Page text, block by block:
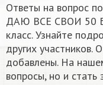
Ответы на
ДАЮ ВСЕ СВОИ 50
класс. Узнайте
других участников.
добавлены. На
вопросы, но и стать